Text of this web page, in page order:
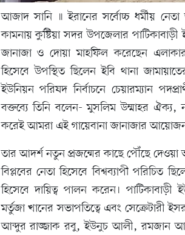
আজাদ সানি ॥ ইরানের সর্বোচ্চ ধর্মীয়
কামনায় কুষ্টিয়া সদর উপজেলার
জানাজা ও দোয়া মাহফিল করেছেন এলাকার
হিসেবে উপস্থিত ছিলেন ইবি থানা
ইউনিয়ন পরিষদ নির্বাচনে চেয়ারম্যান
বক্তব্যে তিনি বলেন- মুসলিম উম্মাহর ঐক্য,
করেই আমরা এই গায়েবানা জানাজার
তার আদর্শ নতুন প্রজন্মের কাছে পৌঁছে দেওয়া
বিপ্লবের নেতা হিসেবে বিশ্বব্যাপী পরিচিত
হিসেবে দায়িত্ব পালন করেন।
মর্তুজা খানের সভাপতিত্বে এবং সেক্রেটারী
আব্দুর রাজ্জাক রবু, ইউনুচ আলী, রমজান